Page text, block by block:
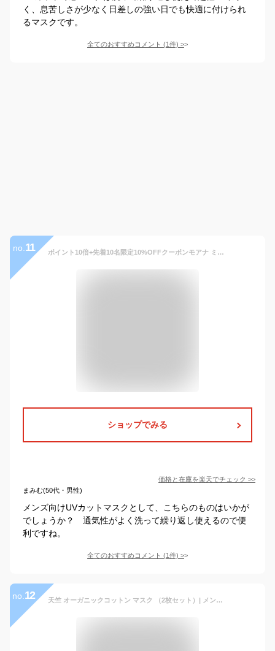
く、息苦しさが少なく日差しの強い日でも快適に付けられ
るマスクです。
全てのおすすめコメント (1件) >
no. 11 ポイント10倍+先着10名限定10%OFFクーポンモアナ ミッション アジャスタブルスポーツマスク ゴルフ ランニング ウォーキング Adjustable Sport Mask UV カット UPF50 オールシーズン ウィンタースポーツ スキー スノーボード ショート スケート バイク 自転車 通気性抜群
ショップでみる
価格と在庫を楽天でチェック >>
まみむ(50代・男性)
メンズ向けUVカットマスクとして、こちらのものはいかが
でしょうか？ 通気性がよく洗って繰り返し使えるので便
利ですね。
全てのおすすめコメント (1件) >
no. 12 天竺 オーガニックコットン マスク （2枚セット）| メンズ レディース 子供 子ども 大人 男性 女性 春 夏 秋 冬 春夏 秋冬 UVカット ふつう 小さめ 綿100% コットン 日本製 布マスク 敏感肌 洗える 肌に優しい 肌荒れしない 息がしやすい 息苦しくない おしゃれ 痛くない